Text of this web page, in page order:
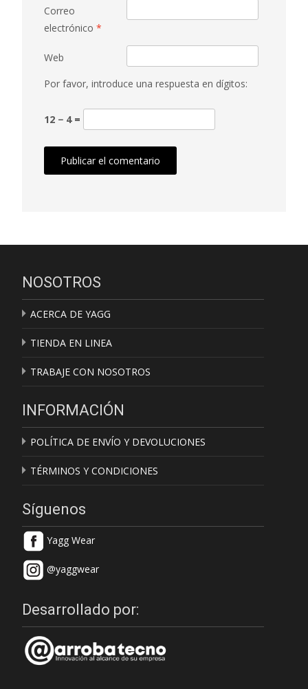
Correo
electrónico *
Web
Por favor, introduce una respuesta en dígitos:
12 − 4 =
NOSOTROS
ACERCA DE YAGG
TIENDA EN LINEA
TRABAJE CON NOSOTROS
INFORMACIÓN
POLÍTICA DE ENVÍO Y DEVOLUCIONES
TÉRMINOS Y CONDICIONES
Síguenos
Yagg Wear
@yaggwear
Desarrollado por: